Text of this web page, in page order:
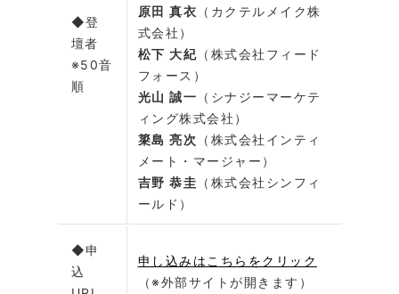
◆登
壇者
※50音
順
原田 真衣 （カクテルメイク株
式会社）
松下 大紀 （株式会社フィード
フォース）
光山 誠一 （シナジーマーケテ
ィング株式会社）
簗島 亮次
（株式会社インティ
メート・マージャー）
吉野 恭圭 （株式会社シンフィ
ールド）
◆申
込
申し込みはこちらをクリック
（※外部サイトが開きます）